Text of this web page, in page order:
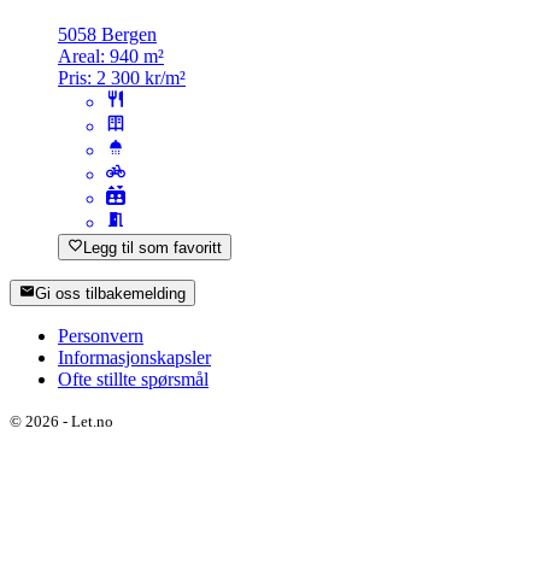
5058 Bergen
Areal: 940 m²
Pris: 2 300 kr/m²
Legg til som favoritt
Gi oss tilbakemelding
Personvern
Informasjonskapsler
Ofte stillte spørsmål
© 2026 - Let.no